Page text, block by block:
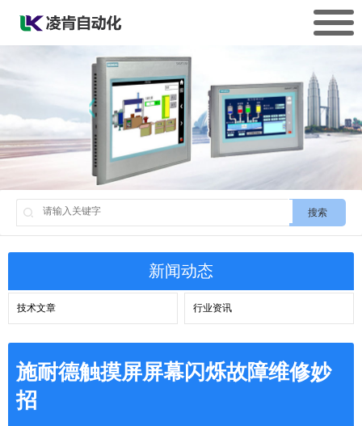
搜索
新闻动态
技术文章 行业资讯
施耐德触摸屏屏幕闪烁故障维修妙
招